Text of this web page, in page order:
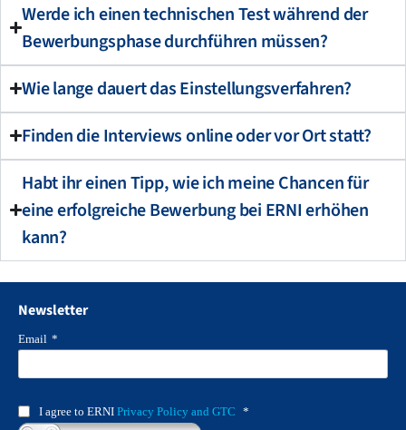
Werde ich einen technischen Test während der
Bewerbungsphase durchführen müssen?
Wie lange dauert das Einstellungsverfahren?
Finden die Interviews online oder vor Ort statt?
Habt ihr einen Tipp, wie ich meine Chancen für
eine erfolgreiche Bewerbung bei ERNI erhöhen
kann?
Newsletter
Email *
I agree to ERNI Privacy Policy and GTC *